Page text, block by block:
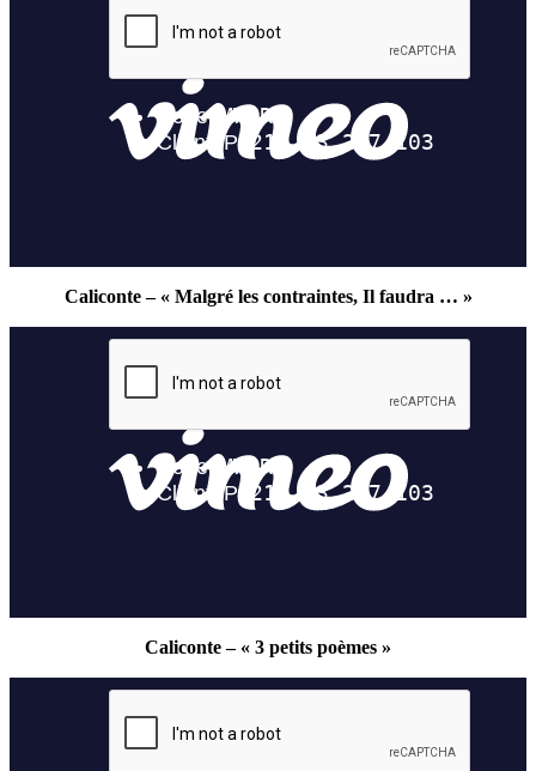
Caliconte – « Malgré les contraintes, Il faudra … »
Caliconte – « 3 petits poèmes »